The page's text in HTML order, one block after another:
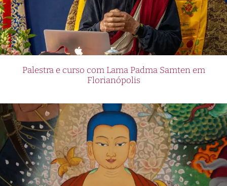
Palestra e curso com Lama Padma Samten em
Florianópolis